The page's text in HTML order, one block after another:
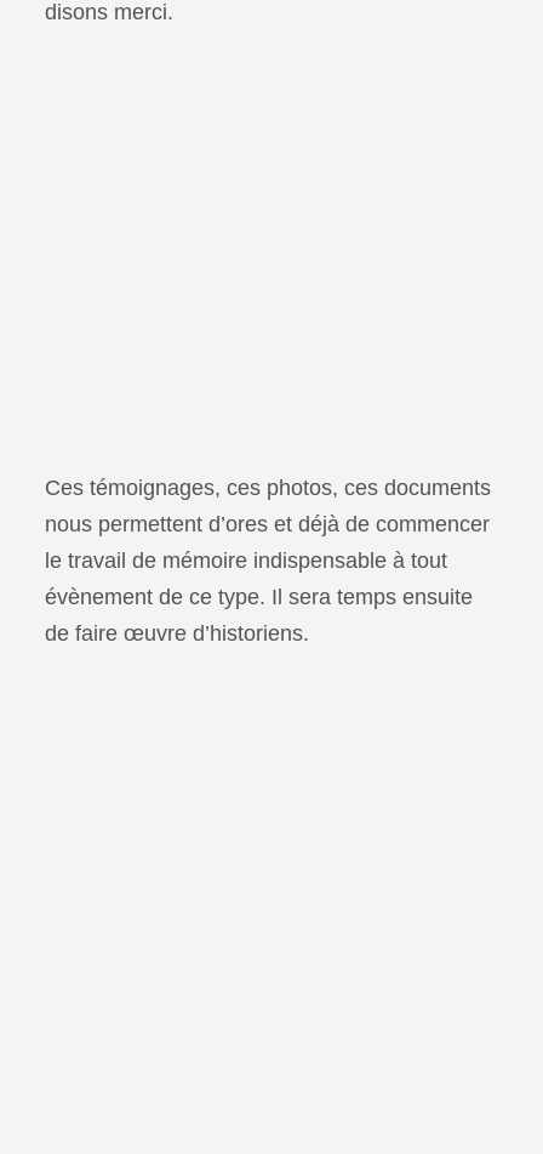
disons merci.
Ces témoignages, ces photos, ces documents
nous permettent d’ores et déjà de commencer
le travail de mémoire indispensable à tout
évènement de ce type. Il sera temps ensuite
de faire œuvre d’historiens.